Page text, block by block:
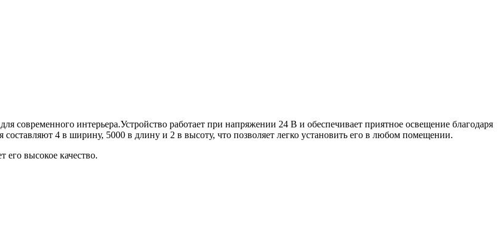
современного интерьера.Устройство работает при напряжении 24 В и обеспечивает приятное освещение благодаря
4 в ширину, 5000 в длину и 2 в высоту, что позволяет легко установить его в любом помещении.
его высокое качество.